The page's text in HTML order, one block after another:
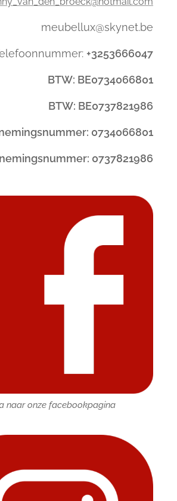
meubellux@skynet.be
+3253666047
BTW: BE0734066801
BTW: BE0737821986
0734066801
0737821986
naar onze facebookpagina